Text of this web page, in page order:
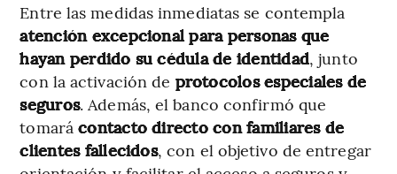
Entre las medidas inmediatas se contempla
atención excepcional para personas que
hayan perdido su cédula de identidad, junto
con la activación de protocolos especiales de
seguros. Además, el banco confirmó que
tomarácontacto directo con familiares de
clientes fallecidos, con el objetivo de entregar